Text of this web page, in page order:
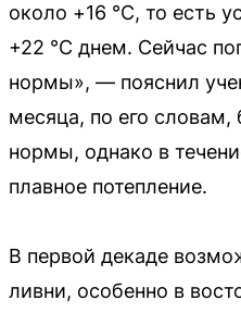
около +16 °С, то есть
+22 °С днем. Сейчас
нормы», — пояснил
месяца, по его словам,
нормы, однако в
плавное потепление.
В первой декаде
ливни, особенно в